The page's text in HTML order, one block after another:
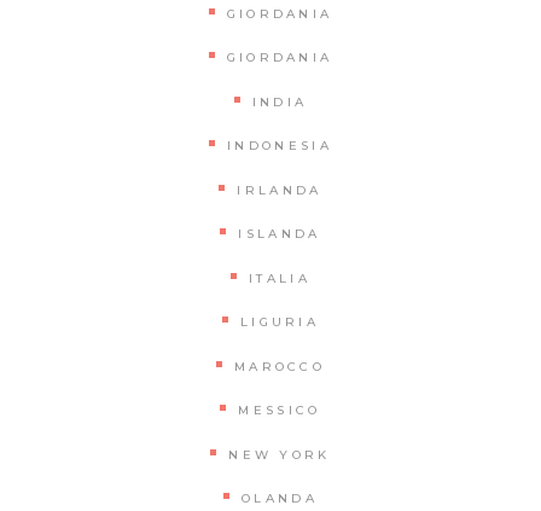
GIORDANIA
GIORDANIA
INDIA
INDONESIA
IRLANDA
ISLANDA
ITALIA
LIGURIA
MAROCCO
MESSICO
NEW YORK
OLANDA